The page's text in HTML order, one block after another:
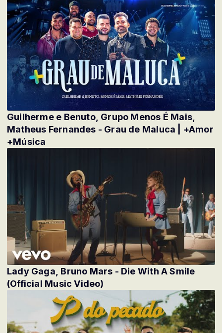
Guilherme e Benuto, Grupo Menos É Mais,
Matheus Fernandes - Grau de Maluca | +Amor
+Música
Lady Gaga, Bruno Mars - Die With A Smile
(Official Music Video)